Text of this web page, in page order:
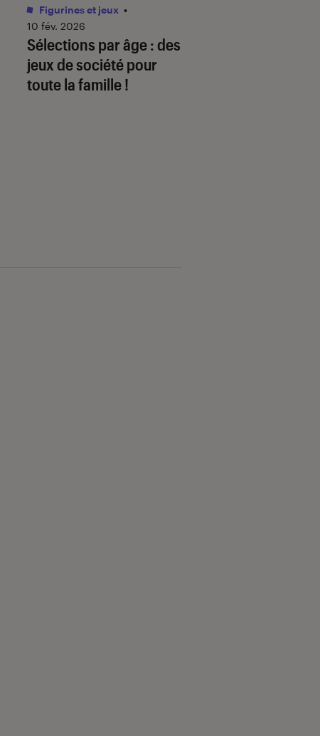
Sélections par âge : des
jeux de société pour
toute la famille !
Figurines et jeux •
10 fév. 2026